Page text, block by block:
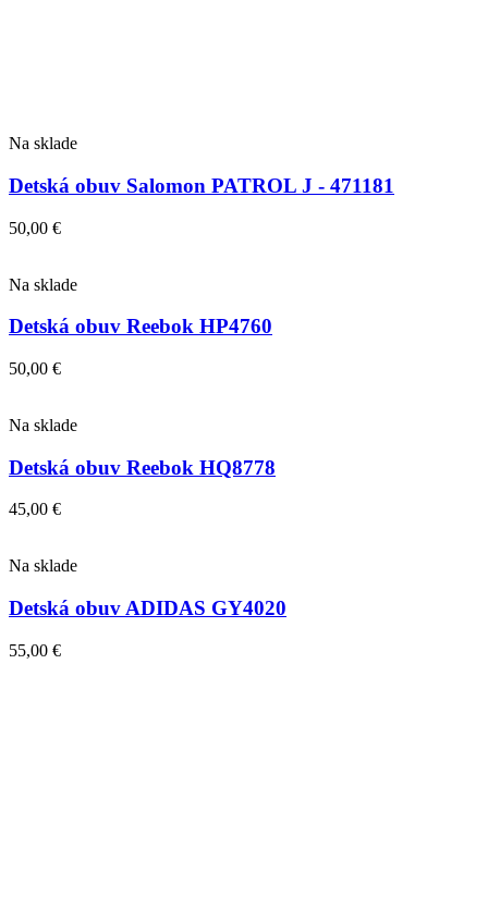
Na sklade
Detská obuv Salomon PATROL J - 471181
50,00 €
Na sklade
Detská obuv Reebok HP4760
50,00 €
Na sklade
Detská obuv Reebok HQ8778
45,00 €
Na sklade
Detská obuv ADIDAS GY4020
55,00 €